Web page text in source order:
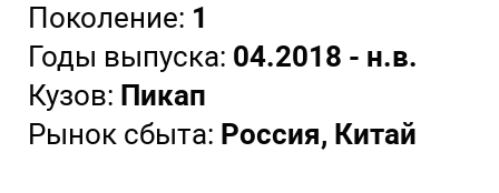
Поколение: 1
Годы выпуска: 04.2018 - н.в.
Кузов: Пикап
Рынок сбыта: Россия, Китай